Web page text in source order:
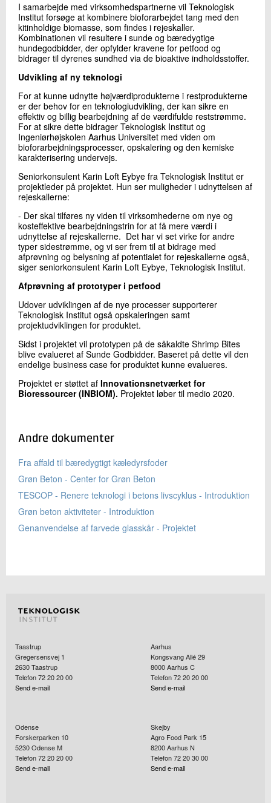
I samarbejde med virksomhedspartnerne vil Teknologisk
Institut forsøge at kombinere bioforarbejdet tang med den
kitinholdige biomasse, som findes i rejeskaller.
Kombinationen vil resultere i sunde og bæredygtige
hundegodbidder, der opfylder kravene for petfood og
bidrager til dyrenes sundhed via de bioaktive indholdsstoffer.
Udvikling af ny teknologi
For at kunne udnytte højværdiprodukterne i restprodukterne
er der behov for en teknologiudvikling, der kan sikre en
effektiv og billig bearbejdning af de værdifulde reststrømme.
For at sikre dette bidrager Teknologisk Institut og
Ingeniørhøjskolen Aarhus Universitet med viden om
bioforarbejdningsprocesser, opskalering og den kemiske
karakterisering undervejs.
Seniorkonsulent Karin Loft Eybye fra Teknologisk Institut er
projektleder på projektet. Hun ser muligheder i udnyttelsen af
rejeskallerne:
- Der skal tilføres ny viden til virksomhederne om nye og
kosteffektive bearbejdningstrin for at få mere værdi i
udnyttelse af rejeskallerne. Det har vi set virke for andre
typer sidestrømme, og vi ser frem til at bidrage med
afprøvning og belysning af potentialet for rejeskallerne også,
siger seniorkonsulent Karin Loft Eybye, Teknologisk Institut.
Afprøvning af prototyper i petfood
Udover udviklingen af de nye processer supporterer
Teknologisk Institut også opskaleringen samt
projektudviklingen for produktet.
Sidst i projektet vil prototypen på de såkaldte Shrimp Bites
blive evalueret af Sunde Godbidder. Baseret på dette vil den
endelige business case for produktet kunne evalueres.
Projektet er støttet af Innovationsnetværket for
Bioressourcer (INBIOM). Projektet løber til medio 2020.
Andre dokumenter
Fra affald til bæredygtigt kæledyrsfoder
Grøn Beton - Center for Grøn Beton
TESCOP - Renere teknologi i betons livscyklus - Introduktion
Grøn beton aktiviteter - Introduktion
Genanvendelse af farvede glasskår - Projektet
Taastrup
Gregersensvej 1
2630Taastrup
Telefon 72 20 20 00
Send e-mail
Aarhus
Kongsvang Allé 29
8000Aarhus C
Telefon 72 20 20 00
Send e-mail
Odense
Forskerparken 10
5230Odense M
Telefon 72 20 20 00
Send e-mail
Skejby
Agro Food Park 15
8200Aarhus N
Telefon 72 20 30 00
Send e-mail